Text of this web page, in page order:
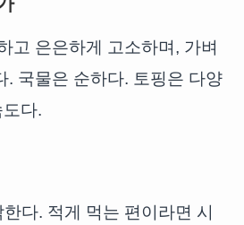
고 은은하게 고소하며, 가벼
. 국물은 순하다. 토핑은 다양
도다.
다. 적게 먹는 편이라면 시